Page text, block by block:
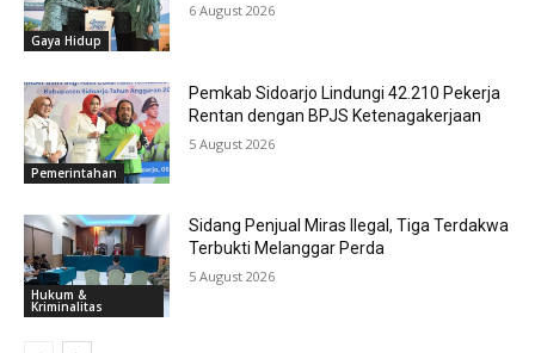
Gaya Hidup
6 August 2026
Pemerintahan
Pemkab Sidoarjo Lindungi 42.210 Pekerja
Rentan dengan BPJS Ketenagakerjaan
5 August 2026
Hukum &
Kriminalitas
Sidang Penjual Miras Ilegal, Tiga Terdakwa
Terbukti Melanggar Perda
5 August 2026